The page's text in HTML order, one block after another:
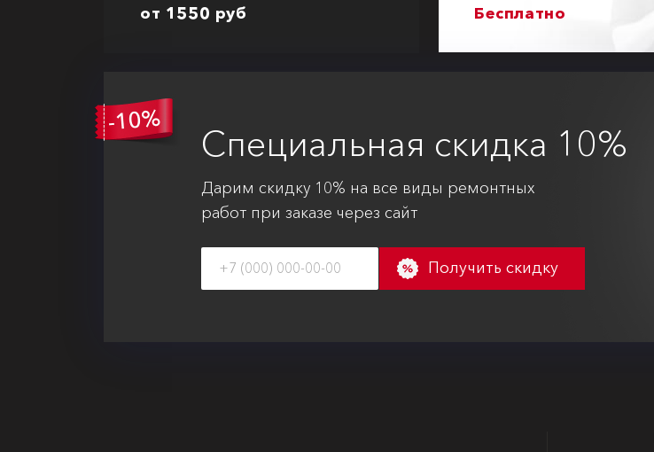
от 1550 руб Бесплатно
Специальная скидка 10%
Дарим скидку 10% на все виды ремонтных
работ при заказе через сайт
Получить скидку